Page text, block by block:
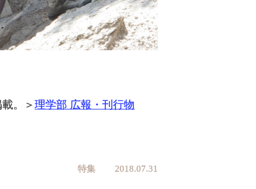
。＞理学部 広報・刊行物
特集 2018.07.31